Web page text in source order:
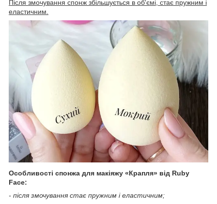
Після змочування спонж збільшується в об'ємі, стає пружним і
еластичним.
Особливості спонжа для макіяжу «Крапля» від Ruby
Face:
- після змочування стає пружним і еластичним;